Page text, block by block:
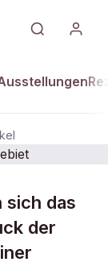
im
sich das
der